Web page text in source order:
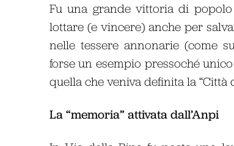
Fu una grande vittoria di
lottare (e vincere) anche per
nelle tessere annonarie (come
forse un esempio pressoché
quella che veniva definita la “Città
La “memoria” attivata dall’Anpi